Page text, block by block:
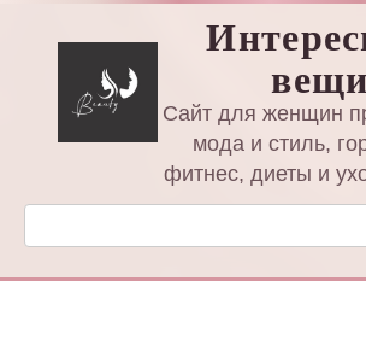
вещи
Сайт для женщин
мода и стиль,
фитнес, диеты и
Поиск: